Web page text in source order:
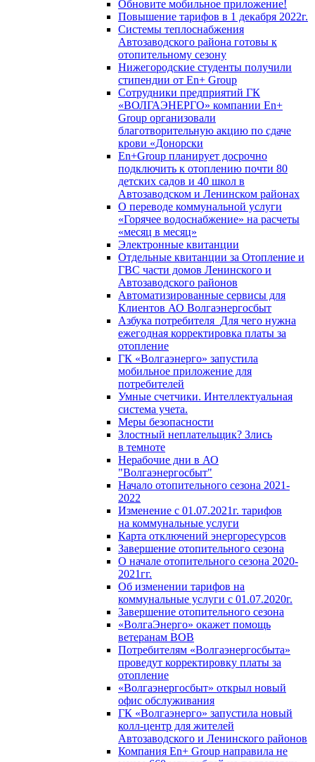
Обновите мобильное приложение!
Повышение тарифов в 1 декабря 2022г.
Системы теплоснабжения
Автозаводского района готовы к
отопительному сезону
Нижегородские студенты получили
стипендии от En+ Group
Сотрудники предприятий ГК
«ВОЛГАЭНЕРГО» компании En+
Group организовали
благотворительную акцию по сдаче
крови «Донорски
En+Group планирует досрочно
подключить к отоплению почти 80
детских садов и 40 школ в
Автозаводском и Ленинском районах
О переводе коммунальной услуги
«Горячее водоснабжение» на расчеты
«месяц в месяц»
Электронные квитанции
Отдельные квитанции за Отопление и
ГВС части домов Ленинского и
Автозаводского районов
Автоматизированные сервисы для
Клиентов АО Волгаэнергосбыт
Азбука потребителя_Для чего нужна
ежегодная корректировка платы за
отопление
ГК «Волгаэнерго» запустила
мобильное приложение для
потребителей
Умные счетчики. Интеллектуальная
система учета.
Меры безопасности
Злостный неплательщик? Злись
в темноте
Нерабочие дни в АО
"Волгаэнергосбыт"
Начало отопительного сезона 2021-
2022
Изменение с 01.07.2021г. тарифов
на коммунальные услуги
Карта отключений энергоресурсов
Завершение отопительного сезона
О начале отопительного сезона 2020-
2021гг.
Об изменении тарифов на
коммунальные услуги с 01.07.2020г.
Завершение отопительного сезона
«ВолгаЭнерго» окажет помощь
ветеранам ВОВ
Потребителям «Волгаэнергосбыта»
проведут корректировку платы за
отопление
«Волгаэнергосбыт» открыл новый
офис обслуживания
ГК «Волгаэнерго» запустила новый
колл-центр для жителей
Автозаводского и Ленинского районов
Компания En+ Group направила не